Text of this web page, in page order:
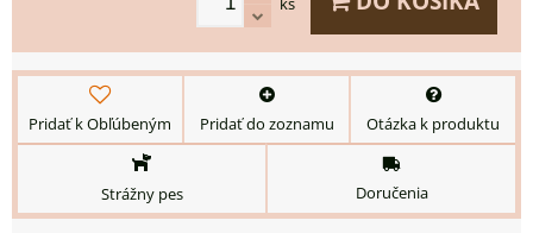
Pridať k Obľúbeným Pridať do zoznamu Otázka k produktu
Strážny pes Doručenia